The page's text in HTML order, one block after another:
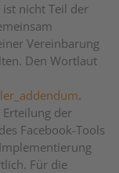
nicht Teil der
Vereinbarung
Den Wortlaut
.
der
Facebook-Tools
Für die